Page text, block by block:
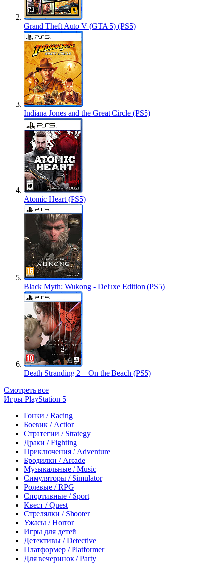
Grand Theft Auto V (GTA 5) (PS5)
Indiana Jones and the Great Circle (PS5)
Atomic Heart (PS5)
Black Myth: Wukong - Deluxe Edition (PS5)
Death Stranding 2 – On the Beach (PS5)
Смотреть все
Игры PlayStation 5
Гонки / Racing
Боевик / Action
Стратегии / Strategy
Драки / Fighting
Приключения / Adventure
Бродилки / Arcade
Музыкальные / Music
Симуляторы / Simulator
Ролевые / RPG
Спортивные / Sport
Квест / Quest
Стрелялки / Shooter
Ужасы / Horror
Игры для детей
Детективы / Detective
Платформер / Platformer
Для вечеринок / Party